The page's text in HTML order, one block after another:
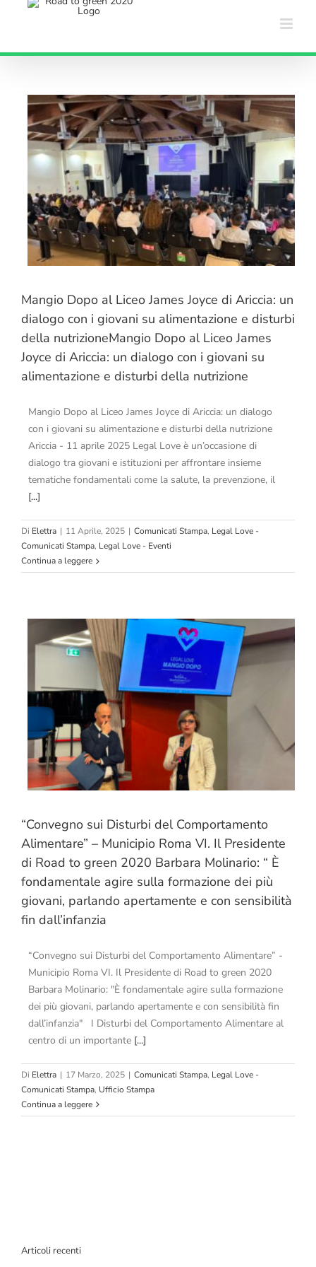
Mangio Dopo al Liceo James Joyce di Ariccia: un
dialogo con i giovani su alimentazione e disturbi
della nutrizioneMangio Dopo al Liceo James
Joyce di Ariccia: un dialogo con i giovani su
alimentazione e disturbi della nutrizione
Mangio Dopo al Liceo James Joyce di Ariccia: un dialogo
con i giovani su alimentazione e disturbi della nutrizione
Ariccia - 11 aprile 2025 Legal Love è un’occasione di
dialogo tra giovani e istituzioni per affrontare insieme
tematiche fondamentali come la salute, la prevenzione, il
[...]
Di Elettra | 11 Aprile, 2025 | Comunicati Stampa, Legal Love -
Comunicati Stampa, Legal Love - Eventi
Continua a leggere
“Convegno sui Disturbi del Comportamento
Alimentare” – Municipio Roma VI. Il Presidente
di Road to green 2020 Barbara Molinario: “ È
fondamentale agire sulla formazione dei più
giovani, parlando apertamente e con sensibilità
fin dall’infanzia
“Convegno sui Disturbi del Comportamento Alimentare” -
Municipio Roma VI. Il Presidente di Road to green 2020
Barbara Molinario: "È fondamentale agire sulla formazione
dei più giovani, parlando apertamente e con sensibilità fin
dall’infanzia" I Disturbi del Comportamento Alimentare al
centro di un importante [...]
Di Elettra | 17 Marzo, 2025 | Comunicati Stampa, Legal Love -
Comunicati Stampa, Ufficio Stampa
Continua a leggere
Articoli recenti